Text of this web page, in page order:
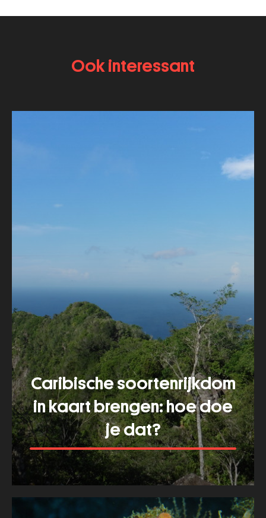
Ook interessant
Caribische soortenrijkdom
in kaart brengen: hoe doe
je dat?
Meer tonenabout
soortenrijkdom